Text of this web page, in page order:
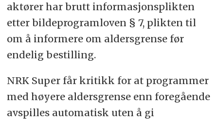
aktører har brutt informasjonsplikten
etter bildeprogramloven § 7, plikten til
om å informere om aldersgrense før
endelig bestilling.
NRK Super får kritikk for at programmer
med høyere aldersgrense enn foregående
avspilles automatisk uten å gi